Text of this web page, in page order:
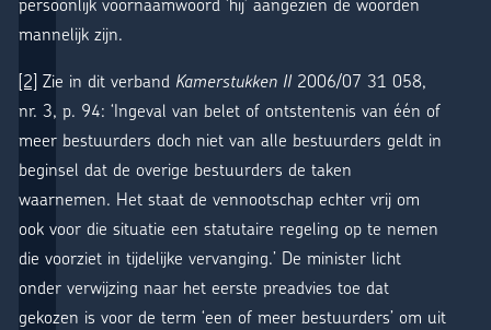
mannelijk zijn.
[2] Zie in dit verband Kamerstukken II 2006/07 31 058,
nr. 3, p. 94: ‘Ingeval van belet of ontstentenis van één of
meer bestuurders doch niet van alle bestuurders geldt in
beginsel dat de overige bestuurders de taken
waarnemen. Het staat de vennootschap echter vrij om
ook voor die situatie een statutaire regeling op te nemen
die voorziet in tijdelijke vervanging.’ De minister licht
onder verwijzing naar het eerste preadvies toe dat
gekozen is voor de term ‘een of meer bestuurders’ om uit